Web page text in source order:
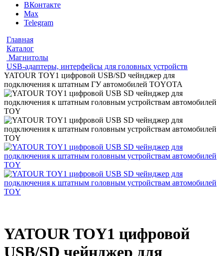
ВКонтакте
Max
Telegram
Главная
Каталог
Магнитолы
USB-адаптеры, интерфейсы для головных устройств
YATOUR TOY1 цифровой USB/SD чейнджер для
подключения к штатным ГУ автомобилей TOYOTA
YATOUR TOY1 цифровой
USB/SD чейнджер для